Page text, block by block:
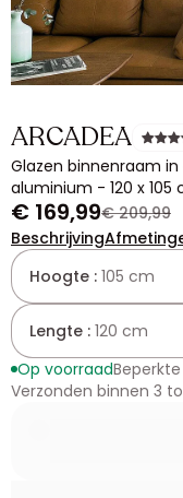
ARCADEA
Glazen binnenraam
aluminium - 120 x 105
€ 169,99€ 209,99
Beschrijving
Hoogte : 105 cm
Lengte : 120 cm
Op voorraad
Verzonden binnen 3